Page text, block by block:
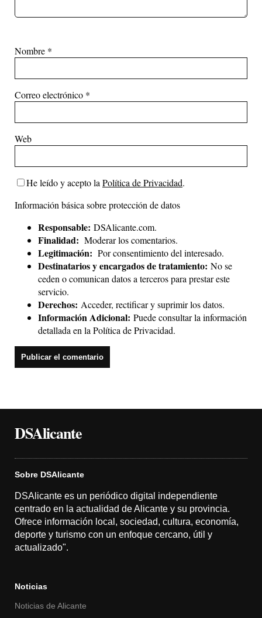
Nombre *
Correo electrónico *
Web
He leído y acepto laPolítica de Privacidad.
Información básica sobre protección de datos
Responsable: DSAlicante.com.
Finalidad: Moderar los comentarios.
Legitimación: Por consentimiento del interesado.
Destinatarios y encargados de tratamiento: No se
ceden o comunican datos a terceros para prestar este
servicio.
Derechos: Acceder, rectificar y suprimir los datos.
Información Adicional: Puede consultar la información
detallada en laPolítica de Privacidad.
DSAlicante
Sobre DSAlicante
DSAlicante es un periódico digital independiente
centrado en la actualidad de Alicante y su provincia.
Ofrece información local, sociedad, cultura, economía,
deporte y turismo con un enfoque cercano, útil y
actualizado".
Noticias
Noticias de Alicante